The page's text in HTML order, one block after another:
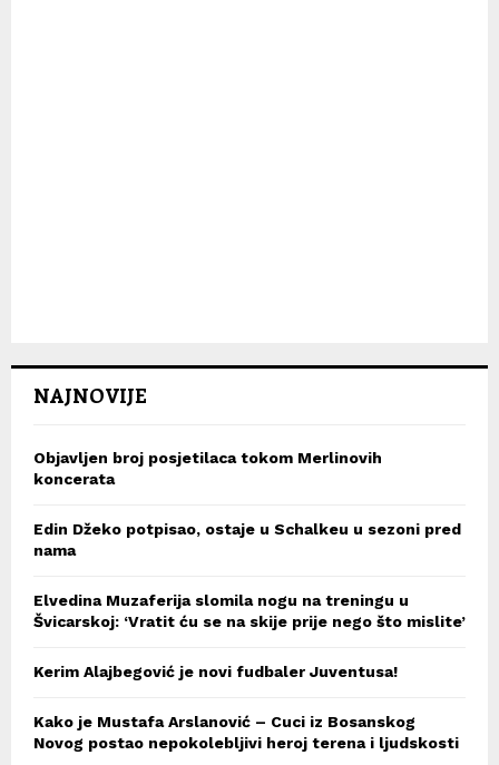
NAJNOVIJE
Objavljen broj posjetilaca tokom Merlinovih
koncerata
Edin Džeko potpisao, ostaje u Schalkeu u sezoni pred
nama
Elvedina Muzaferija slomila nogu na treningu u
Švicarskoj: ‘Vratit ću se na skije prije nego što mislite’
Kerim Alajbegović je novi fudbaler Juventusa!
Kako je Mustafa Arslanović – Cuci iz Bosanskog
Novog postao nepokolebljivi heroj terena i ljudskosti